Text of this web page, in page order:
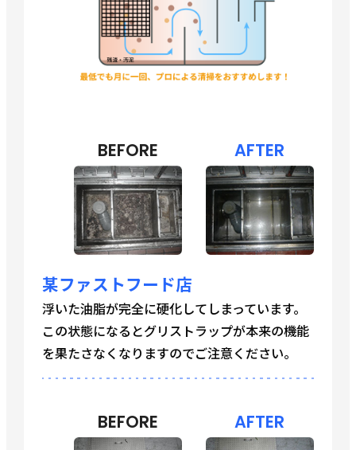
BEFORE AFTER
某ファストフード店
浮いた油脂が完全に硬化してしまっています。
この状態になるとグリストラップが本来の機能
を果たさなくなりますのでご注意ください。
BEFORE AFTER